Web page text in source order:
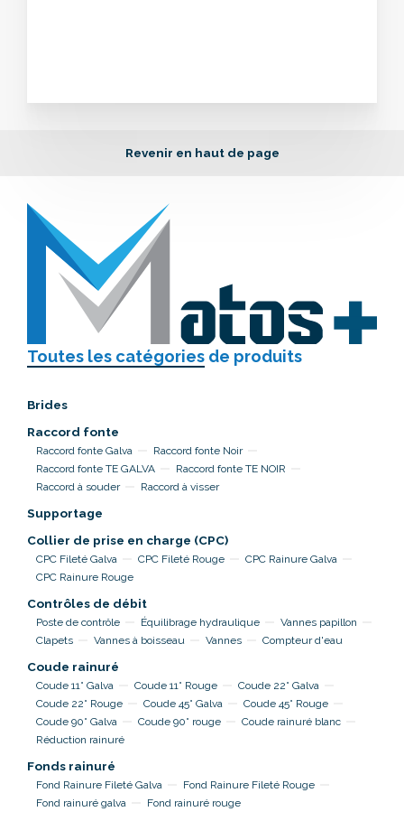
Revenir en haut de page
Toutes les catégories de produits
Brides
Raccord fonte
Raccord fonte Galva
Raccord fonte Noir
Raccord fonte TE GALVA
Raccord fonte TE NOIR
Raccord à souder
Raccord à visser
Supportage
Collier de prise en charge (CPC)
CPC Fileté Galva CPC Fileté Rouge
CPC Rainure Galva
CPC Rainure Rouge
Contrôles de débit
Poste de contrôle Équilibrage hydraulique
Vannes papillon
Clapets
Vannes à boisseau Vannes Compteur d'eau
Coude rainuré
Coude 11° Galva Coude 11° Rouge
Coude 22° Galva
Coude 22° Rouge
Coude 45° Galva
Coude 45° Rouge
Coude 90° Galva
Coude 90° rouge
Coude rainuré blanc
Réduction rainuré
Fonds rainuré
Fond Rainure Fileté Galva
Fond Rainure Fileté Rouge
Fond rainuré galva
Fond rainuré rouge